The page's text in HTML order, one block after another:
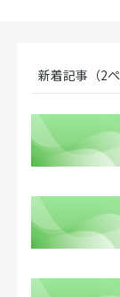
新着記事（2ペ